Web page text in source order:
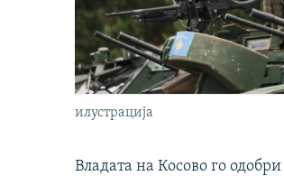
илустрација
Владата на Косово го